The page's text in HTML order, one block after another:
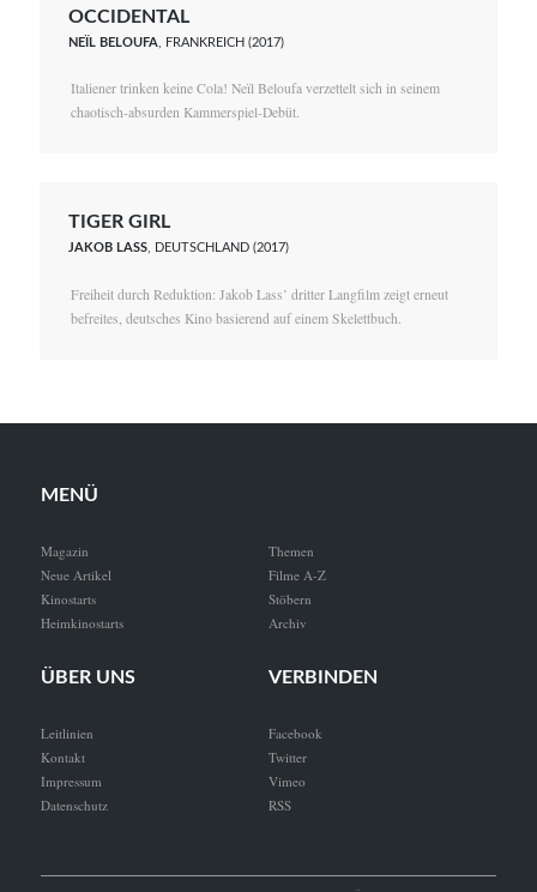
OCCIDENTAL
NEÏL BELOUFA , FRANKREICH (2017)
Italiener trinken keine Cola! Neïl Beloufa verzettelt sich in seinem
chaotisch-absurden Kammerspiel-Debüt.
TIGER GIRL
JAKOB LASS, DEUTSCHLAND (2017)
Freiheit durch Reduktion: Jakob Lass’ dritter Langfilm zeigt erneut
befreites, deutsches Kino basierend auf einem Skelettbuch.
MENÜ
Magazin
Neue Artikel
Kinostarts
Heimkinostarts
Themen
Filme A-Z
Stöbern
Archiv
ÜBER UNS
Leitlinien
Kontakt
Impressum
Datenschutz
VERBINDEN
Facebook
Twitter
Vimeo
RSS